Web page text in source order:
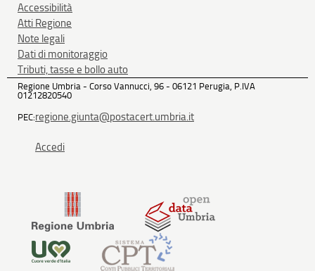
Accessibilità
Atti Regione
Note legali
Dati di monitoraggio
Tributi, tasse e bollo auto
Regione Umbria - Corso Vannucci, 96 - 06121 Perugia, P.IVA
01212820540
PEC:regione.giunta@postacert.umbria.it
Accedi